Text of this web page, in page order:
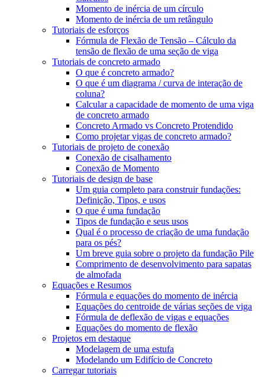
Momento de inércia de um círculo
Momento de inércia de um retângulo
Tutoriais de esforços
Fórmula de Flexão de Tensão – Cálculo da
tensão de flexão de uma seção de viga
Tutoriais de concreto armado
O que é concreto armado?
O que é um diagrama / curva de interação de
coluna?
Calcular a capacidade de momento de uma viga
de concreto armado
Concreto Armado vs Concreto Protendido
Como projetar vigas de concreto armado?
Tutoriais de projeto de conexão
Conexão de cisalhamento
Conexão de Momento
Tutoriais de design de base
Um guia completo para construir fundações:
Definição, Tipos, e usos
O que é uma fundação
Tipos de fundação e seus usos
Qual é o processo de criação de uma fundação
para os pés?
Um breve guia sobre o projeto da fundação Pile
Comprimento de desenvolvimento para sapatas
de almofada
Equações e Resumos
Fórmula e equações do momento de inércia
Equações do centroide de várias seções de viga
Fórmula de deflexão de vigas e equações
Equações do momento de flexão
Projetos em destaque
Modelagem de uma estufa
Modelando um Edifício de Concreto
Carregar tutoriais